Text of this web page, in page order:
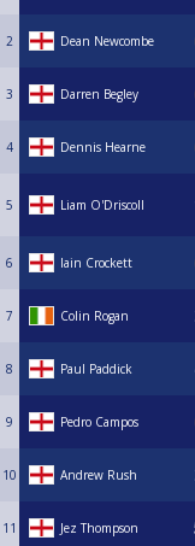
2 Dean Newcombe
3 Darren Begley
4 Dennis Hearne
5 Liam O'Driscoll
6 Iain Crockett
7 Colin Rogan
8 Paul Paddick
9 Pedro Campos
10 Andrew Rush
11 Jez Thompson